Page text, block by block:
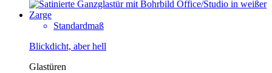
Standardmaß
Blickdicht, aber hell
Glastüren